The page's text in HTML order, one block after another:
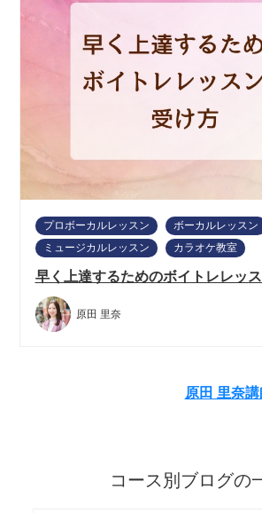
プロボーカルレッスン
ボーカルレッスン
ミュージカルレッスン
カラオケ教室
早く上達するためのボイトレレッ
原田 里奈
原田 里奈
コース別ブログの